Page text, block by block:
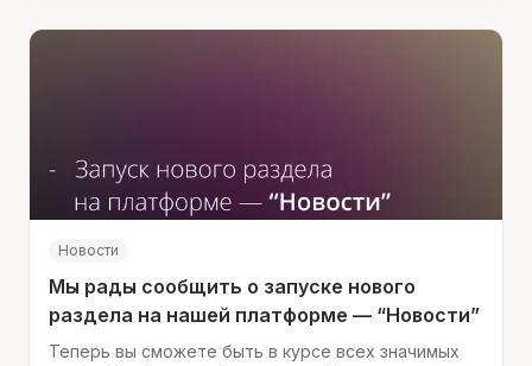
Новости
Мы рады сообщить о запуске нового
раздела на нашей платформе — “Новости”
Теперь вы сможете быть в курсе всех значимых